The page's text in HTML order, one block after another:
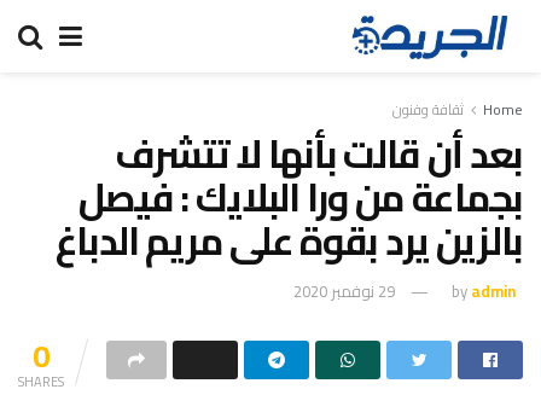
Home ثقافة وفنون
بعد أن قالت بأنها لا تتشرف
بجماعة من ورا البلايك : فيصل
بالزين يرد بقوة على مريم الدباغ
byadmin 29 نوفمبر 2020
0
SHARES